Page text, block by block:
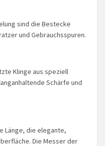
sind die Bestecke
und Gebrauchsspuren.
Klinge aus speziell
Schärfe und
Länge, die elegante,
Die Messer der